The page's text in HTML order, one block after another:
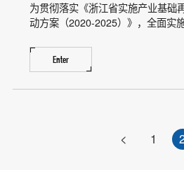
为贯彻落实《浙江省实施产业基础
动方案（2020-2025）》，全面
Enter
< 1